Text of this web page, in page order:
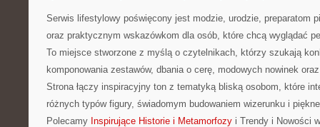
Serwis lifestylowy poświęcony jest modzie, urodzie, preparatom
oraz praktycznym wskazówkom dla osób, które chcą wyglądać
To miejsce stworzone z myślą o czytelnikach, którzy szukają
komponowania zestawów, dbania o cerę, modowych nowinek
Strona łączy inspiracyjny ton z tematyką bliską osobom, które
różnych typów figury, świadomym budowaniem wizerunku i
Polecamy Inspirujące Historie i Metamorfozy i Trendy i Nowości